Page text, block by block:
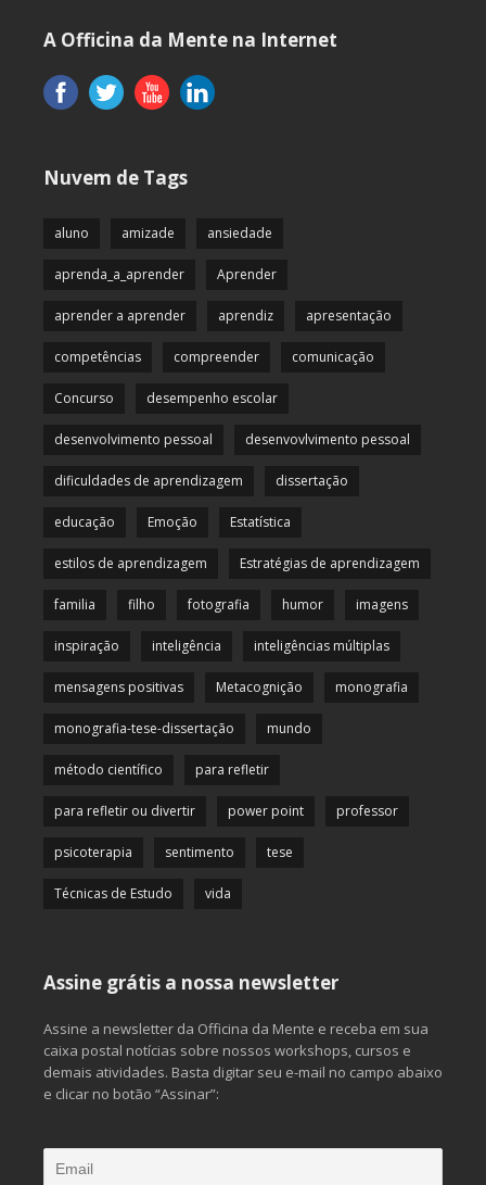
A Officina da Mente na Internet
Nuvem de Tags
aluno amizade ansiedade
aprenda_a_aprender Aprender
aprender a aprender aprendiz apresentação
competências compreender comunicação
Concurso desempenho escolar
desenvolvimento pessoal desenvovlvimento pessoal
dificuldades de aprendizagem dissertação
educação Emoção Estatística
estilos de aprendizagem Estratégias de aprendizagem
familia filho fotografia humor imagens
inspiração inteligência inteligências múltiplas
mensagens positivas Metacognição monografia
monografia-tese-dissertação mundo
método científico para refletir
para refletir ou divertir power point professor
psicoterapia sentimento tese
Técnicas de Estudo vida
Assine grátis a nossa newsletter
Assine a newsletter da Officina da Mente e receba em sua
caixa postal notícias sobre nossos workshops, cursos e
demais atividades. Basta digitar seu e-mail no campo abaixo
e clicar no botão “Assinar”: